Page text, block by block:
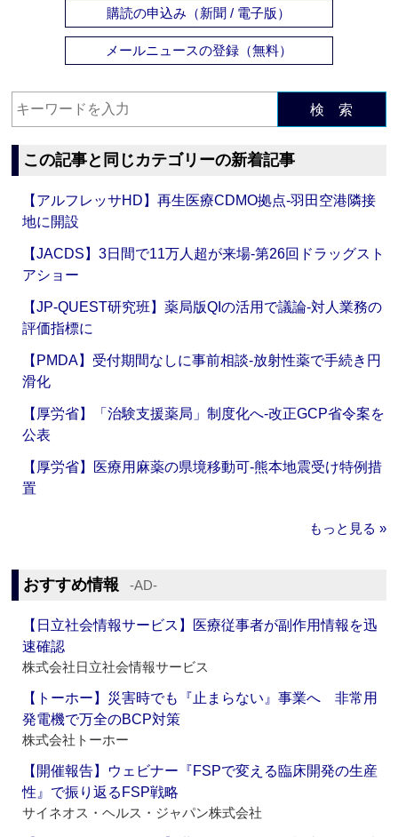
購読の申込み（新聞 / 電子版）
メールニュースの登録（無料）
検 索
この記事と同じカテゴリーの新着記事
【アルフレッサHD】再生医療CDMO拠点‐羽田空港隣接
地に開設
【JACDS】3日間で11万人超が来場‐第26回ドラッグスト
アショー
【JP-QUEST研究班】薬局版QIの活用で議論‐対人業務の
評価指標に
【PMDA】受付期間なしに事前相談‐放射性薬で手続き円
滑化
【厚労省】「治験支援薬局」制度化へ‐改正GCP省令案を
公表
【厚労省】医療用麻薬の県境移動可‐熊本地震受け特例措
置
もっと見る »
おすすめ情報 ‐AD‐
【日立社会情報サービス】医療従事者が副作用情報を迅
速確認
株式会社日立社会情報サービス
【トーホー】災害時でも『止まらない』事業へ 非常用
発電機で万全のBCP対策
株式会社トーホー
【開催報告】ウェビナー『FSPで変える臨床開発の生産
性』で振り返るFSP戦略
サイネオス・ヘルス・ジャパン株式会社